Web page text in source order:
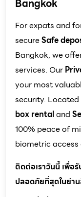
Bangkok
For expats and
secureSafe
Bangkok, we
services. Our
your most
security.
box rentaland
100% peace of
biometric
ติดต่อเราวันนี้ เพื่อ
ปลอดภัยที่สุดในย่า